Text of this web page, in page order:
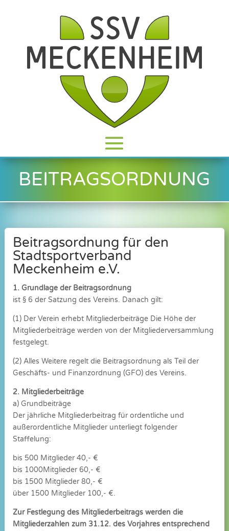
BEITRAGSORDNUNG
Beitragsordnung für den
Stadtsportverband
Meckenheim e.V.
1. Grundlage der Beitragsordnung
ist § 6 der Satzung des Vereins. Danach gilt:
(1) Der Verein erhebt Mitgliederbeiträge Die Höhe der
Mitgliederbeiträge werden von der Mitgliederversammlung
festgelegt.
(2) Alles Weitere regelt die Beitragsordnung als Teil der
Geschäfts- und Finanzordnung (GFO) des Vereins.
2. Mitgliederbeiträge
a) Grundbeiträge
Der jährliche Mitgliederbeitrag für ordentliche und
außerordentliche Mitglieder unterliegt folgender
Staffelung:
bis 500 Mitglieder 40,- €
bis 1000Mitglieder 60,- €
bis 1500 Mitglieder 80,- €
über 1500 Mitglieder 100,- €.
Zur Festlegung des Mitgliederbeitrags werden die
Mitgliederzahlen zum 31.12. des Vorjahres entsprechend